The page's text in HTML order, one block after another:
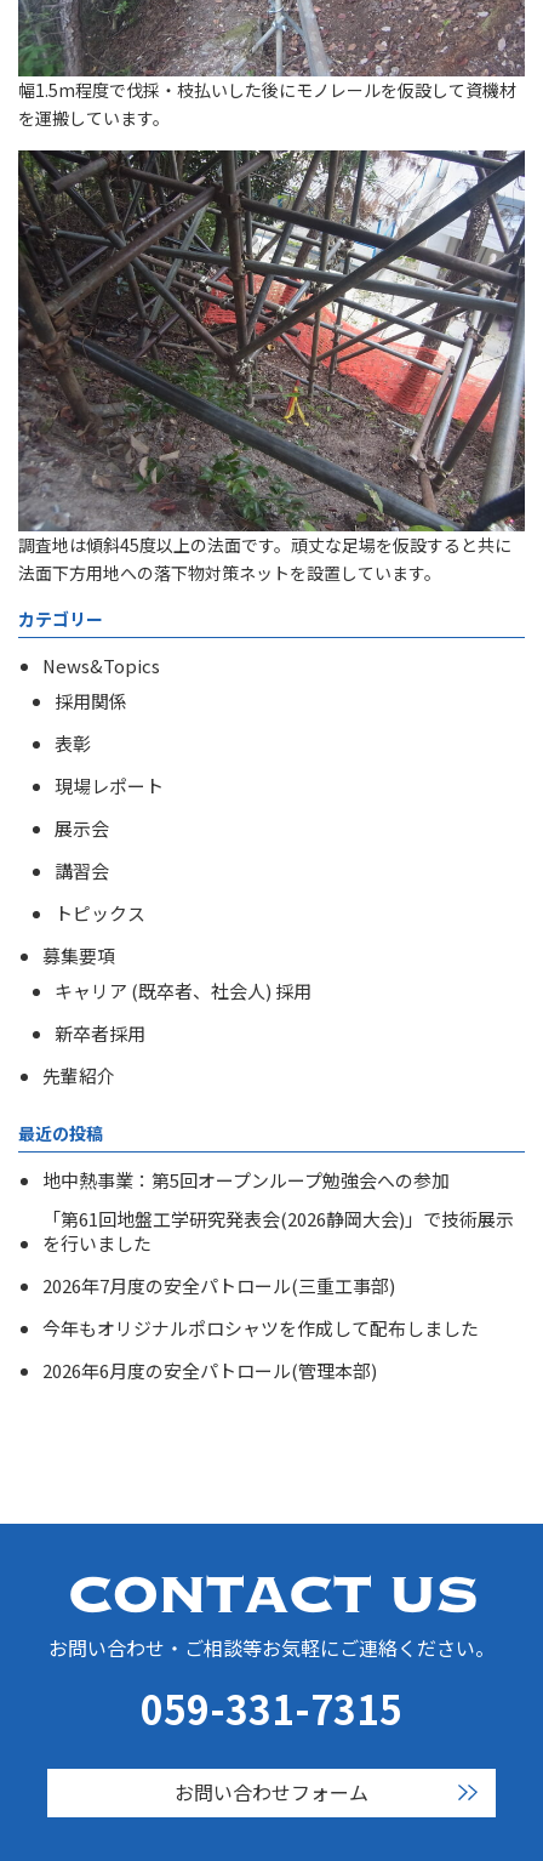
幅1.5m程度で伐採・枝払いした後にモノレールを仮設して資機材
を運搬しています。
調査地は傾斜45度以上の法面です。頑丈な足場を仮設すると共に
法面下方用地への落下物対策ネットを設置しています。
カテゴリー
News&Topics
採用関係
表彰
現場レポート
展示会
講習会
トピックス
募集要項
キャリア (既卒者、社会人) 採用
新卒者採用
先輩紹介
最近の投稿
地中熱事業：第5回オープンループ勉強会への参加
「第61回地盤工学研究発表会(2026静岡大会)」で技術展示
を行いました
2026年7月度の安全パトロール(三重工事部)
今年もオリジナルポロシャツを作成して配布しました
2026年6月度の安全パトロール(管理本部)
お問い合わせ・ご相談等お気軽にご連絡ください。
059-331-7315
お問い合わせフォーム